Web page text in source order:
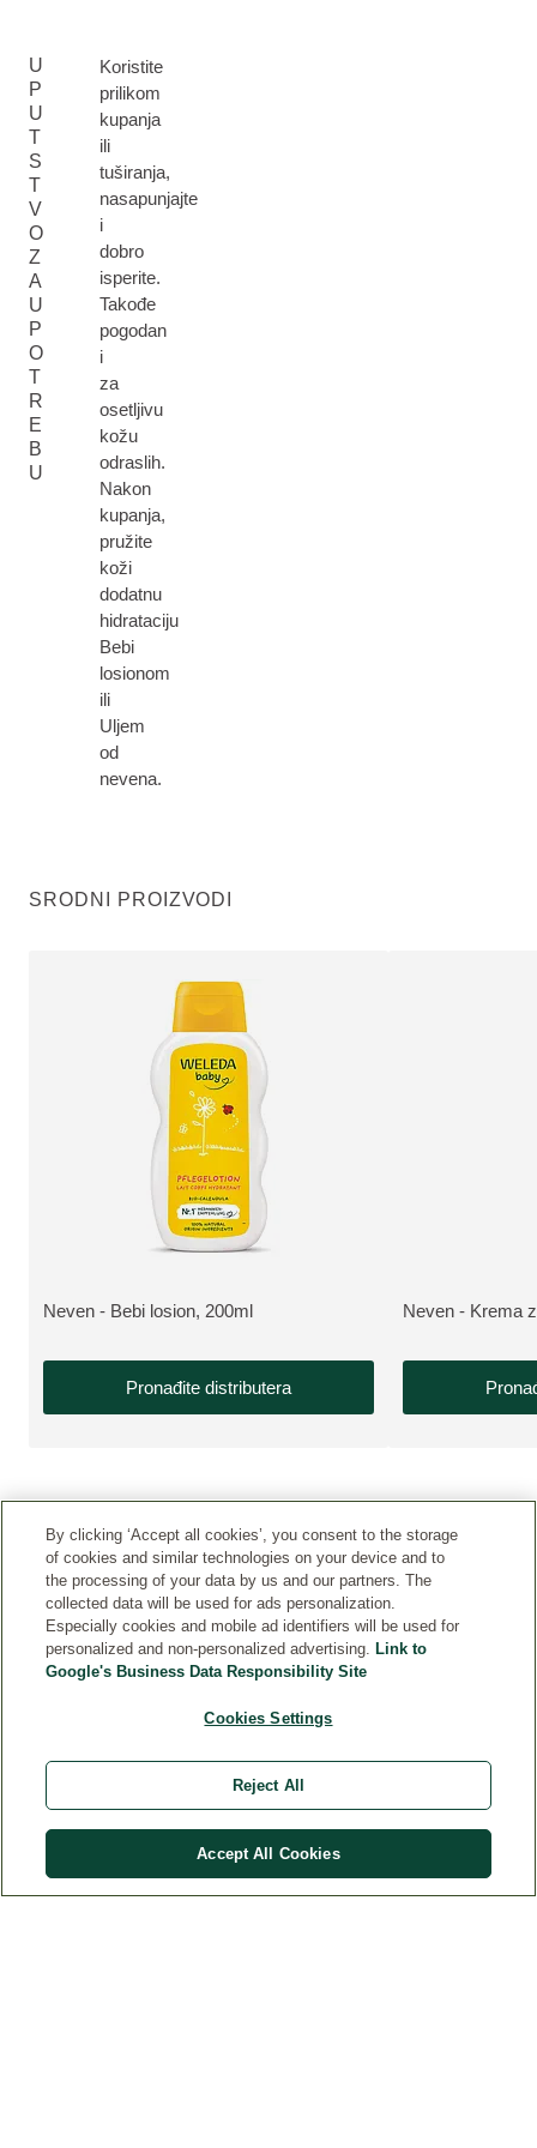
U
P
U
T
S
T
V
O
Z
A
U
P
O
T
R
E
B
U
Koristite
prilikom
kupanja
ili
tuširanja,
nasapunjajte
i
dobro
isperite.
Takođe
pogodan
i
za
osetljivu
kožu
odraslih.
Nakon
kupanja,
pružite
koži
dodatnu
hidrataciju
Bebi
losionom
ili
Uljem
od
nevena.
SRODNI PROIZVODI
VIŠE INFORMACIJA:
Neven - Bebi losion, 200ml
Pronađite distributera
VIŠE
Neven - Krema
KONTAKT
PRAVNA OBAVEŠTENJA
By clicking ‘Accept all cookies’, you consent to the storage
of cookies and similar technologies on your device and to
the processing of your data by us and our partners. The
collected data will be used for ads personalization.
Especially cookies and mobile ad identifiers will be used for
personalized and non-personalized advertising. Link to
Google's Business Data Responsibility Site
Cookies Settings
Reject All
Accept All Cookies